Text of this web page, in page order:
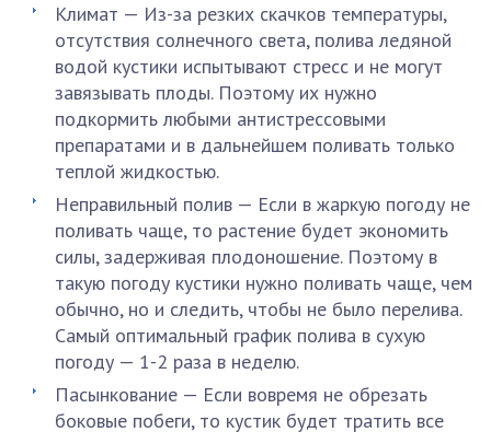
Климат — Из-за резких скачков температуры,
отсутствия солнечного света, полива ледяной
водой кустики испытывают стресс и не могут
завязывать плоды. Поэтому их нужно
подкормить любыми антистрессовыми
препаратами и в дальнейшем поливать только
теплой жидкостью.
Неправильный полив — Если в жаркую погоду не
поливать чаще, то растение будет экономить
силы, задерживая плодоношение. Поэтому в
такую погоду кустики нужно поливать чаще, чем
обычно, но и следить, чтобы не было перелива.
Самый оптимальный график полива в сухую
погоду — 1-2 раза в неделю.
Пасынкование — Если вовремя не обрезать
боковые побеги, то кустик будет тратить все